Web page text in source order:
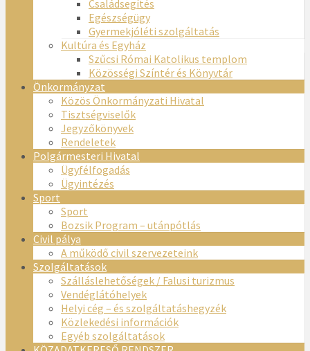
Családsegítés
Egészségügy
Gyermekjóléti szolgáltatás
Kultúra és Egyház
Szűcsi Római Katolikus templom
Közösségi Színtér és Könyvtár
Önkormányzat
Közös Önkormányzati Hivatal
Tisztségviselők
Jegyzőkönyvek
Rendeletek
Polgármesteri Hivatal
Ügyfélfogadás
Ügyintézés
Sport
Sport
Bozsik Program – utánpótlás
Civil pálya
A működő civil szervezeteink
Szolgáltatások
Szálláslehetőségek / Falusi turizmus
Vendéglátóhelyek
Helyi cég – és szolgáltatáshegyzék
Közlekedési információk
Egyéb szolgáltatások